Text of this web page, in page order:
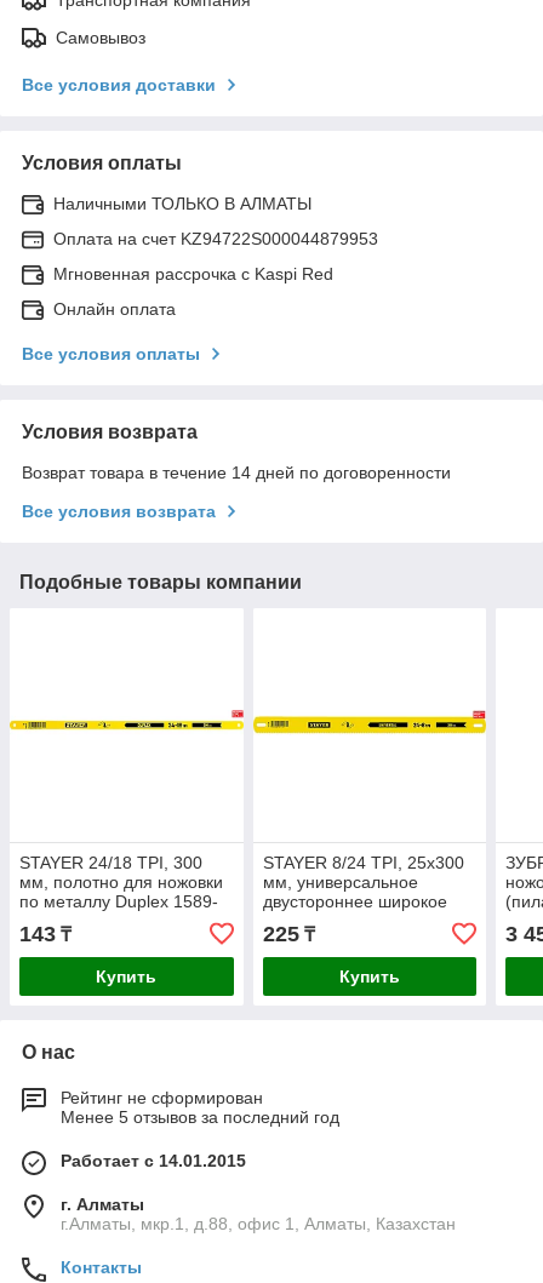
Самовывоз
Все условия доставки
Условия оплаты
Наличными ТОЛЬКО В АЛМАТЫ
Оплата на счет KZ94722S000044879953
Мгновенная рассрочка с Kaspi Red
Онлайн оплата
Все условия оплаты
Условия возврата
Возврат товара в течение 14 дней по договоренности
Все условия возврата
Подобные товары компании
STAYER 24/18 TPI, 300
мм, полотно для ножовки
по металлу Duplex 1589-
143 ₸
Купить
STAYER 8/24 TPI, 25х300
мм, универсальное
двустороннее широкое
металлу 1591_z01 Master
225₸
Купить
3
О нас
Рейтинг не сформирован
Менее 5 отзывов за последний год
Работает с 14.01.2015
г. Алматы
г.Алматы, мкр.1, д.88, офис 1, Алматы, Казахстан
Контакты